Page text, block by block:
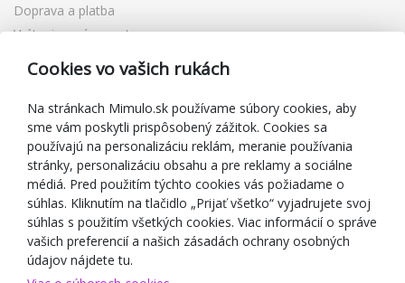
Doprava a platba
Vrátenie a výmena tovaru
Reklamácia
Darčekové poukážky
Zľavové kupóny
Blog
O predajcovi
Mimulo.sk
Obchodné podmienky
Ochrana osobných údajov GDPR
Kontakty
Cookies vo vašich rukách
Na stránkach Mimulo.sk používame súbory cookies, aby
sme vám poskytli prispôsobený zážitok. Cookies sa
používajú na personalizáciu reklám, meranie používania
stránky, personalizáciu obsahu a pre reklamy a sociálne
médiá. Pred použitím týchto cookies vás požiadame o
súhlas. Kliknutím na tlačidlo „Prijať všetko“ vyjadrujete svoj
súhlas s použitím všetkých cookies. Viac informácií o správe
vašich preferencií a našich zásadách ochrany osobných
údajov nájdete tu.